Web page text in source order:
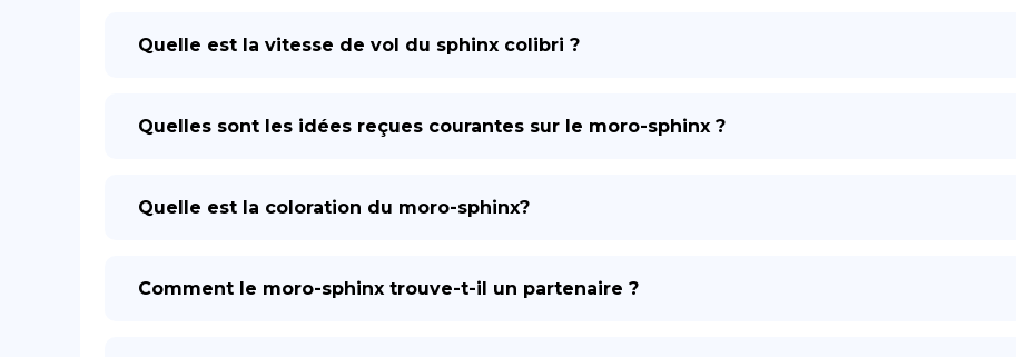
Quelle est la vitesse de vol du sphinx colibri ?
Quelles sont les idées reçues courantes sur le moro-sphinx ?
Quelle est la coloration du moro-sphinx?
Comment le moro-sphinx trouve-t-il un partenaire ?